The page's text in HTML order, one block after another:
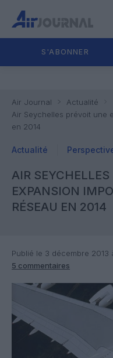
S'ABONNER
Air Journal
Actualité
Air Seychelles prévoit une
en 2014
Actualité
AIR SEYCHELLES
EXPANSION
RÉSEAU EN 2014
Publié le 3 décembre 2013
5 commentaires